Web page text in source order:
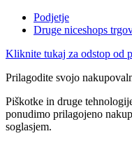
Podjetje
Druge niceshops
Kliknite tukaj za odstop od
Prilagodite svojo
Piškotke in druge
ponudimo prilagojeno
soglasjem.